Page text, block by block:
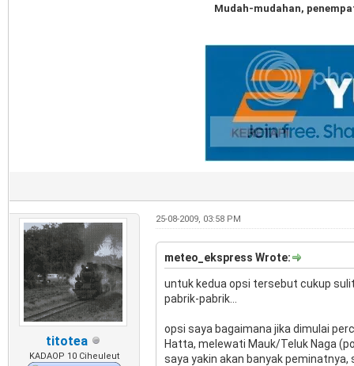
Mudah-mudahan,
titotea
KADAOP 10 Ciheuleut
25-08-2009, 03:58 PM
meteo_ekspress Wrote:
untuk kedua opsi tersebut cukup
pabrik-pabrik...
opsi saya bagaimana jika dimulai
Hatta, melewati Mauk/Teluk Naga
saya yakin akan banyak